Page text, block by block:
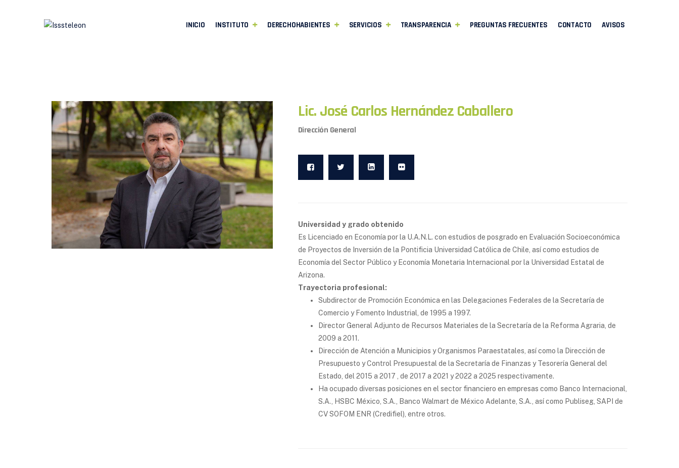
INICIO INSTITUTO DERECHOHABIENTES SERVICIOS TRANSPARENCIA PREGUNTAS FRECUENTES CONTACTO AVISOS
Lic. José Carlos Hernández Caballero
Dirección General
Universidad y grado obtenido
Es Licenciado en Economía por la U.A.N.L. con estudios de posgrado en Evaluación Socioeconómica
de Proyectos de Inversión de la Pontificia Universidad Católica de Chile, así como estudios de
Economía del Sector Público y Economía Monetaria Internacional por la Universidad Estatal de
Arizona.
Trayectoria profesional:
Subdirector de Promoción Económica en las Delegaciones Federales de la Secretaría de
Comercio y Fomento Industrial, de 1995 a 1997.
Director General Adjunto de Recursos Materiales de la Secretaría de la Reforma Agraria, de
2009 a 2011.
Dirección de Atención a Municipios y Organismos Paraestatales, así como la Dirección de
Presupuesto y Control Presupuestal de la Secretaría de Finanzas y Tesorería General del
Estado, del 2015 a 2017 , de 2017 a 2021 y 2022 a 2025 respectivamente.
Ha ocupado diversas posiciones en el sector financiero en empresas como Banco Internacional,
S.A., HSBC México, S.A., Banco Walmart de México Adelante, S.A., así como Publiseg, SAPI de
CV SOFOM ENR (Credifiel), entre otros.